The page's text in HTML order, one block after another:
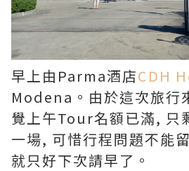
早上由Parma酒店CDH
Modena。由於這次旅行
覺上午Tour名額已滿, 只
一場, 可惜行程問題不能
就只好下次請早了。